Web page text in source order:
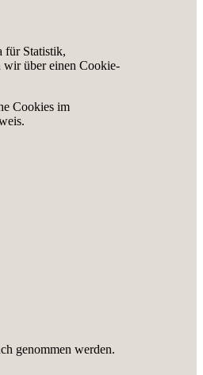
für Statistik,
wir über einen Cookie-
Cookies im
genommen werden.